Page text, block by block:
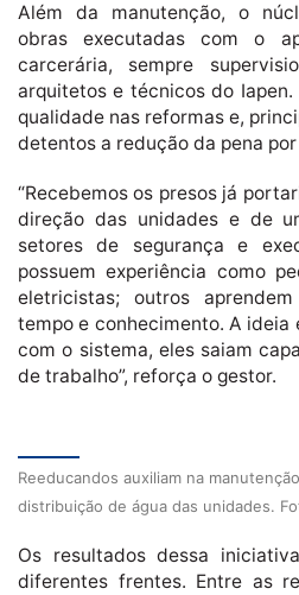
Além da manutenção, o
obras executadas com o
carcerária, sempre
arquitetos e técnicos do
qualidade nas reformas e,
detentos a redução da pena
“Recebemos os presos já
direção das unidades e de
setores de segurança e
possuem experiência como
eletricistas; outros
tempo e conhecimento. A ideia
com o sistema, eles saiam
de trabalho”, reforça o gestor.
Reeducandos auxiliam na
distribuição de água das unidades.
Os resultados dessa
diferentes frentes. Entre as